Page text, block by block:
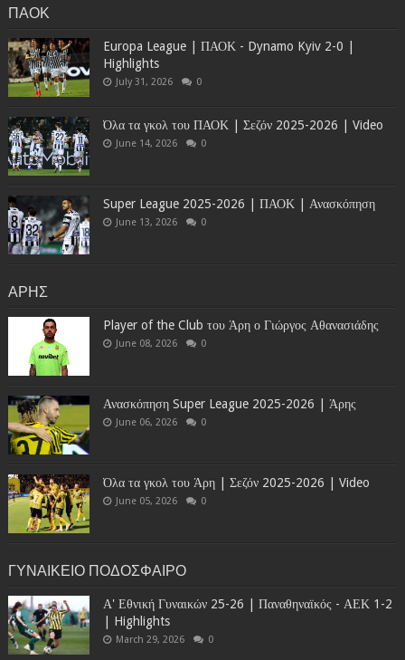
ΠΑΟΚ
Europa League | ΠΑΟΚ - Dynamo Kyiv 2-0 |
Highlights
July 31, 2026 0
Όλα τα γκολ του ΠΑΟΚ | Σεζόν 2025-2026 | Video
June 14, 2026 0
Super League 2025-2026 | ΠΑΟΚ | Ανασκόπηση
June 13, 2026 0
ΑΡΗΣ
Player of the Club του Άρη ο Γιώργος Αθανασιάδης
June 08, 2026 0
Ανασκόπηση Super League 2025-2026 | Άρης
June 06, 2026 0
Όλα τα γκολ του Άρη | Σεζόν 2025-2026 | Video
June 05, 2026 0
ΓΥΝΑΙΚΕΙΟ ΠΟΔΟΣΦΑΙΡΟ
Α' Εθνική Γυναικών 25-26 | Παναθηναϊκός - ΑΕΚ 1-2
| Highlights
March 29, 2026 0